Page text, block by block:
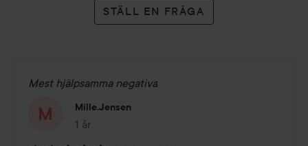
STÄLL EN FRÅGA
Mest hjälpsamma negativa
Mille.jensen
1 år
Inlägget skapades 1 år